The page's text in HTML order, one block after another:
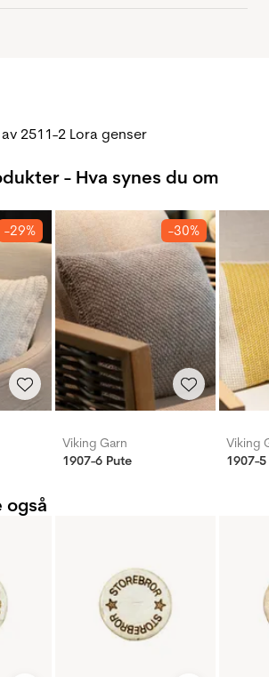
2511-2 Lora genser
- Hva synes du om
-29% -30%
Viking Garn
1907-6 Pute
Viking
1907-
også